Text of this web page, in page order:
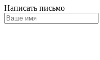
Написать письмо